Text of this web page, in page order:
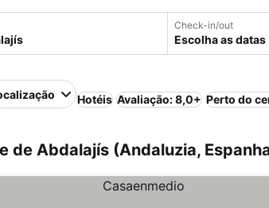
Check-in/out
Escolha as datas
Hotéis Avaliação: 8,0+ Perto do
de Abdalajís (Andaluzia,